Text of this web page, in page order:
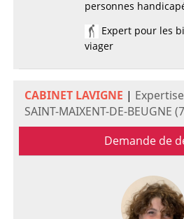
personnes
Expert pour les
viager
CABINET LAVIGNE |
SAINT-MAIXENT-DE-BEUGNE
Demande de